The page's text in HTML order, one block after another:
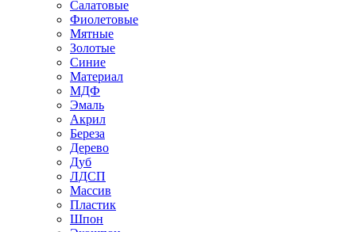
Салатовые
Фиолетовые
Мятные
Золотые
Синие
Материал
МДФ
Эмаль
Акрил
Береза
Дерево
Дуб
ЛДСП
Массив
Пластик
Шпон